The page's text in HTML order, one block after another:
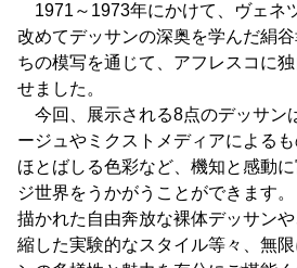
1971～1973年にかけて、ヴェネ
改めてデッサンの深奥を学んだ絹
ちの模写を通じて、アフレスコに
せました。
今回、展示される8点のデッサン
ージュやミクストメディアによる
ほとばしる色彩など、機知と感動
ジ世界をうかがうことができます
描かれた自由奔放な裸体デッサン
縮した実験的なスタイル等々、無